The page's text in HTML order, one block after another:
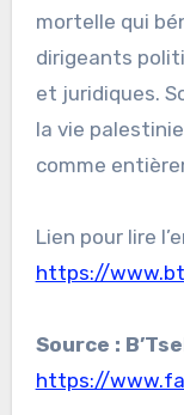
mortelle qui
dirigeants
et juridiques.
la vie
comme
Lien pour lire
https://
Source :
https://